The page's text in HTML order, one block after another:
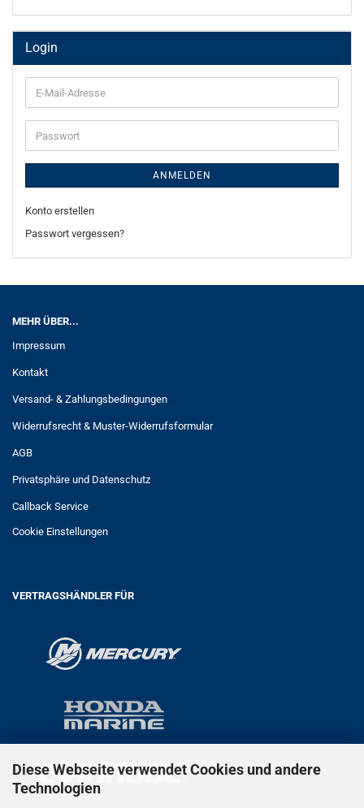
Diese Webseite verwendet Cookies und andere
Technologien
Login
E-
Mail-
Adresse
Passwort
ANMELDEN
Konto erstellen
Passwort vergessen?
MEHR ÜBER...
Impressum
Kontakt
Versand- & Zahlungsbedingungen
Widerrufsrecht & Muster-Widerrufsformular
AGB
Privatsphäre und Datenschutz
Callback Service
Cookie Einstellungen
VERTRAGSHÄNDLER FÜR